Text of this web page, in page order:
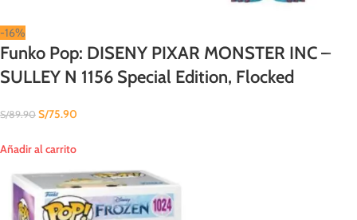
-16%
Funko Pop: DISENY PIXAR MONSTER INC –
SULLEY N 1156 Special Edition, Flocked
S/89.90 S/75.90
Añadir al carrito